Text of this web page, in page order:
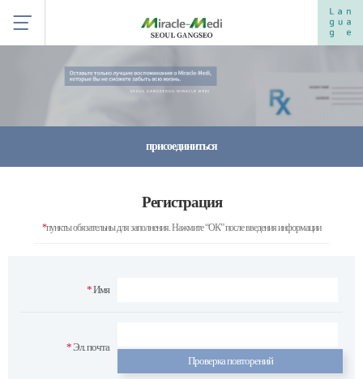
присоединиться
Регистрация
*пункты обязательны для заполнения. Нажмите “ОК” после введения информации
*Имя
*Эл. почта
Проверка повторений